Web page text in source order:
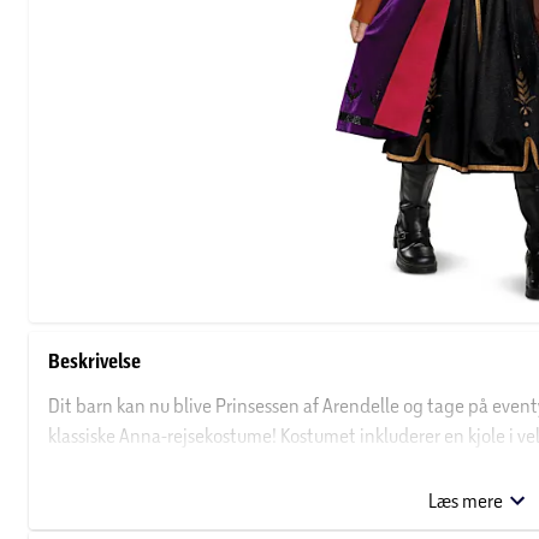
Beskrivelse
Dit barn kan nu blive Prinsessen af Arendelle og tage på
klassiske Anna-rejsekostume! Kostumet inkluderer en kjole i
Læs mere